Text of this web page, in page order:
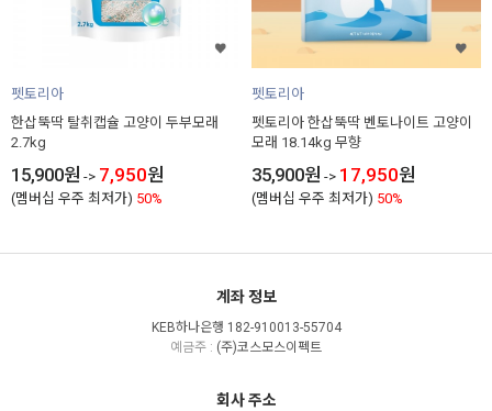
펫토리아
한삽뚝딱 탈취캡슐 고양이 두부모래
2.7kg
15,900원 -> 7,950원
(멤버십 우주 최저가) 50%
펫토리아
펫토리아 한삽뚝딱 벤토나이트 고양이
모래 18.14kg 무향
35,900원 -> 17,950원
(멤버십 우주 최저가) 50%
계좌 정보
KEB하나은행 182-910013-55704
예금주 : (주)코스모스이펙트
회사 주소